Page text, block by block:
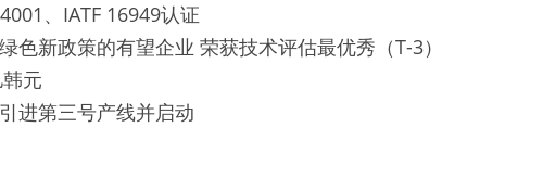
、IATF 16949认证
色新政策的有望企业 荣获技术评估最优秀（T-3）
元
进第三号产线并启动